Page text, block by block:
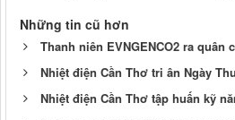
Những tin cũ hơn
Thanh niên EVNGENCO2 ra
Nhiệt điện Cần Thơ tri ân Ngày
Nhiệt điện Cần Thơ tập huấn kỹ